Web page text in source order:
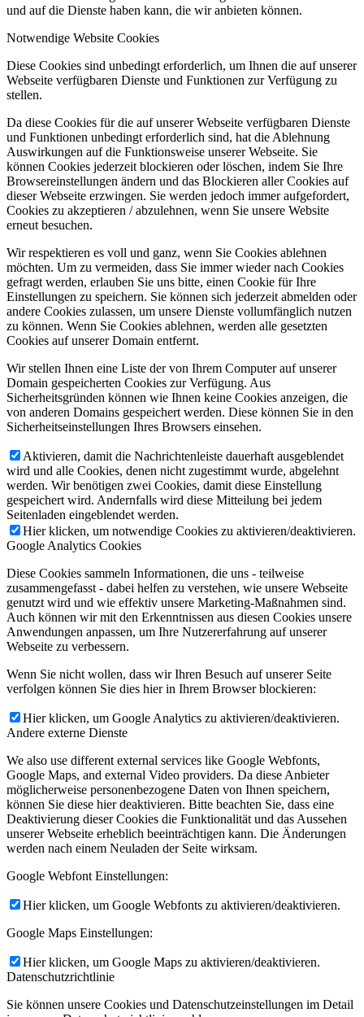
und auf die Dienste haben kann, die wir anbieten können.
Notwendige Website Cookies
Diese Cookies sind unbedingt erforderlich, um Ihnen die auf unserer
Webseite verfügbaren Dienste und Funktionen zur Verfügung zu
stellen.
Da diese Cookies für die auf unserer Webseite verfügbaren Dienste
und Funktionen unbedingt erforderlich sind, hat die Ablehnung
Auswirkungen auf die Funktionsweise unserer Webseite. Sie
können Cookies jederzeit blockieren oder löschen, indem Sie Ihre
Browsereinstellungen ändern und das Blockieren aller Cookies auf
dieser Webseite erzwingen. Sie werden jedoch immer aufgefordert,
Cookies zu akzeptieren / abzulehnen, wenn Sie unsere Website
erneut besuchen.
Wir respektieren es voll und ganz, wenn Sie Cookies ablehnen
möchten. Um zu vermeiden, dass Sie immer wieder nach Cookies
gefragt werden, erlauben Sie uns bitte, einen Cookie für Ihre
Einstellungen zu speichern. Sie können sich jederzeit abmelden oder
andere Cookies zulassen, um unsere Dienste vollumfänglich nutzen
zu können. Wenn Sie Cookies ablehnen, werden alle gesetzten
Cookies auf unserer Domain entfernt.
Wir stellen Ihnen eine Liste der von Ihrem Computer auf unserer
Domain gespeicherten Cookies zur Verfügung. Aus
Sicherheitsgründen können wie Ihnen keine Cookies anzeigen, die
von anderen Domains gespeichert werden. Diese können Sie in den
Sicherheitseinstellungen Ihres Browsers einsehen.
Aktivieren, damit die Nachrichtenleiste dauerhaft ausgeblendet
wird und alle Cookies, denen nicht zugestimmt wurde, abgelehnt
werden. Wir benötigen zwei Cookies, damit diese Einstellung
gespeichert wird. Andernfalls wird diese Mitteilung bei jedem
Seitenladen eingeblendet werden.
Hier klicken, um notwendige Cookies zu aktivieren/deaktivieren.
Google Analytics Cookies
Diese Cookies sammeln Informationen, die uns - teilweise
zusammengefasst - dabei helfen zu verstehen, wie unsere Webseite
genutzt wird und wie effektiv unsere Marketing-Maßnahmen sind.
Auch können wir mit den Erkenntnissen aus diesen Cookies unsere
Anwendungen anpassen, um Ihre Nutzererfahrung auf unserer
Webseite zu verbessern.
Wenn Sie nicht wollen, dass wir Ihren Besuch auf unserer Seite
verfolgen können Sie dies hier in Ihrem Browser blockieren:
Hier klicken, um Google Analytics zu aktivieren/deaktivieren.
Andere externe Dienste
We also use different external services like Google Webfonts,
Google Maps, and external Video providers. Da diese Anbieter
möglicherweise personenbezogene Daten von Ihnen speichern,
können Sie diese hier deaktivieren. Bitte beachten Sie, dass eine
Deaktivierung dieser Cookies die Funktionalität und das Aussehen
unserer Webseite erheblich beeinträchtigen kann. Die Änderungen
werden nach einem Neuladen der Seite wirksam.
Google Webfont Einstellungen:
Hier klicken, um Google Webfonts zu aktivieren/deaktivieren.
Google Maps Einstellungen:
Hier klicken, um Google Maps zu aktivieren/deaktivieren.
Datenschutzrichtlinie
Sie können unsere Cookies und Datenschutzeinstellungen im Detail